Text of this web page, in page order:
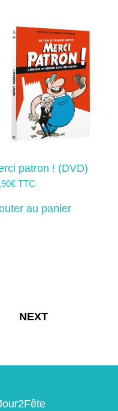
patron ! (DVD)
€ TTC
au panier
NEXT